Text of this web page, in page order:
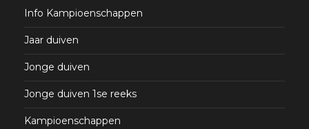
Info Kampioenschappen
Jaar duiven
Jonge duiven
Jonge duiven 1se reeks
Kampioenschappen